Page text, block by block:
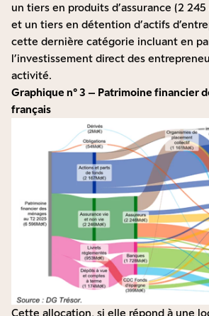
un tiers en produits d’assurance (2
et un tiers en détention d’actifs
cette dernière catégorie incluant en
l’investissement direct des
activité.
Graphique n° 3 – Patrimoine financier
français
Cette allocation, si elle répond à une